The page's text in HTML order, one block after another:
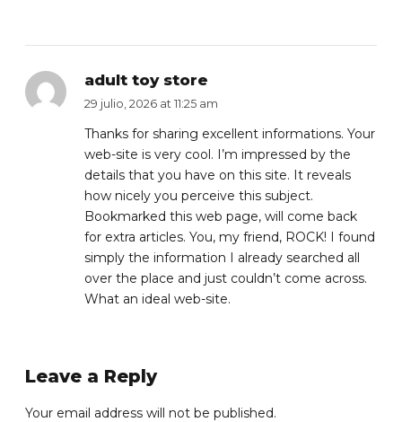
adult toy store
29 julio, 2026 at 11:25 am
Thanks for sharing excellent informations. Your
web-site is very cool. I’m impressed by the
details that you have on this site. It reveals
how nicely you perceive this subject.
Bookmarked this web page, will come back
for extra articles. You, my friend, ROCK! I found
simply the information I already searched all
over the place and just couldn’t come across.
What an ideal web-site.
Leave a Reply
Your email address will not be published.